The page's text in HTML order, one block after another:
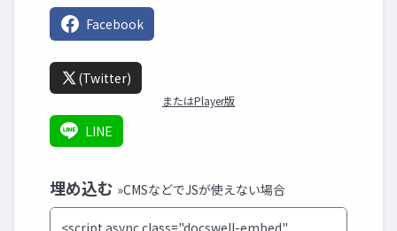
Facebook
(Twitter)
またはPlayer版
LINE
埋め込む »CMSなどでJSが使えない場合